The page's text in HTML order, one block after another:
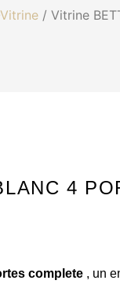
/ Vitrine
4
complete , un